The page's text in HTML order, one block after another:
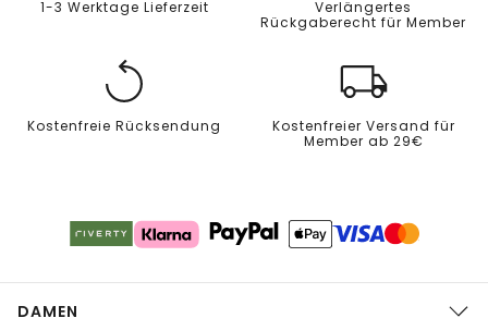
1-3 Werktage Lieferzeit
Verlängertes
Rückgaberecht für Member
Kostenfreie Rücksendung
Kostenfreier Versand für
Member ab 29€
DAMEN